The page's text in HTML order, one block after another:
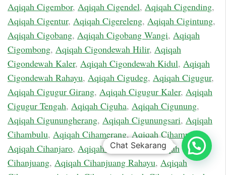
Aqiqah Cigembor, Aqiqah Cigendel, Aqiqah Cigending,
Aqiqah Cigentur, Aqiqah Cigereleng, Aqiqah Cigintung,
Aqiqah Cigobang, Aqiqah Cigobang Wangi, Aqiqah
Cigombong, Aqiqah Cigondewah Hilir, Aqiqah
Cigondewah Kaler, Aqiqah Cigondewah Kidul, Aqiqah
Cigondewah Rahayu, Aqiqah Cigudeg, Aqiqah Cigugur,
Aqiqah Cigugur Girang, Aqiqah Cigugur Kaler, Aqiqah
Cigugur Tengah, Aqiqah Ciguha, Aqiqah Cigunung,
Aqiqah Cigunungherang, Aqiqah Cigunungsari, Aqiqah
Cihambulu, Aqiqah Cihamerang,Aqiqah Cihampelas,
Aqiqah Cihanjaro, Aqiqah Cihanjawar,Aqiqah
Cihanjuang, Aqiqah Cihanjuang Rahayu, Aqiqah
Chat Sekarang